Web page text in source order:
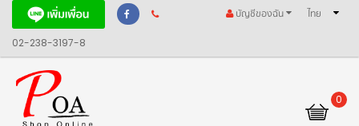
02-238-3197-8
ไทย
บัญชีของฉัน
0